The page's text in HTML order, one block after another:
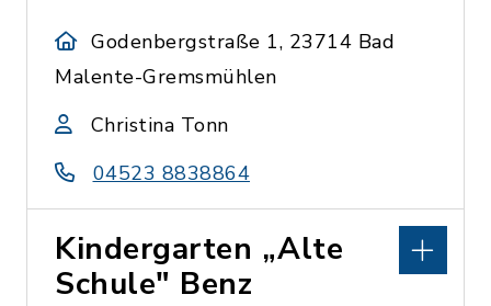
Godenbergstraße 1, 23714 Bad
Malente-Gremsmühlen
Christina Tonn
04523 8838864
Kindergarten „Alte
Schule" Benz